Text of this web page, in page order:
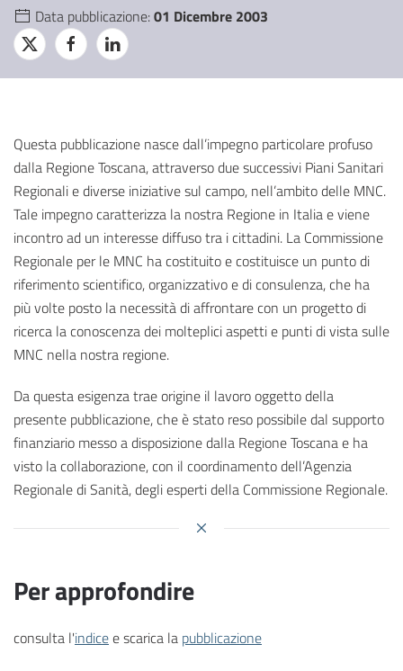
Data pubblicazione:01 Dicembre 2003
Questa pubblicazione nasce dall’impegno particolare profuso
dalla Regione Toscana, attraverso due successivi Piani Sanitari
Regionali e diverse iniziative sul campo, nell’ambito delle MNC.
Tale impegno caratterizza la nostra Regione in Italia e viene
incontro ad un interesse diffuso tra i cittadini. La Commissione
Regionale per le MNC ha costituito e costituisce un punto di
riferimento scientifico, organizzativo e di consulenza, che ha
più volte posto la necessità di affrontare con un progetto di
ricerca la conoscenza dei molteplici aspetti e punti di vista sulle
MNC nella nostra regione.
Da questa esigenza trae origine il lavoro oggetto della
presente pubblicazione, che è stato reso possibile dal supporto
finanziario messo a disposizione dalla Regione Toscana e ha
visto la collaborazione, con il coordinamento dell’Agenzia
Regionale di Sanità, degli esperti della Commissione Regionale.
Per approfondire
consulta l'indicee scarica la pubblicazione